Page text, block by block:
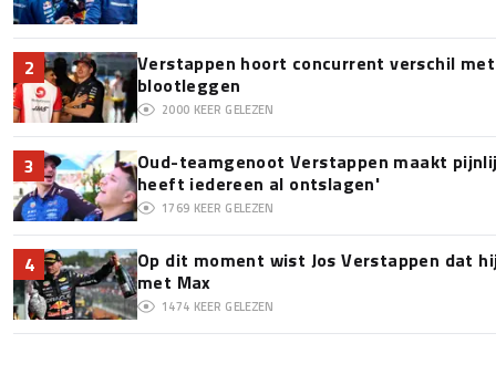
2
Verstappen hoort concurrent verschil
blootleggen
2000 KEER GELEZEN
3
Oud-teamgenoot Verstappen maakt
heeft iedereen al ontslagen'
1769 KEER GELEZEN
4
Op dit moment wist Jos Verstappen dat
met Max
1474 KEER GELEZEN